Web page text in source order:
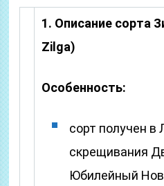
1. Описание сорта
Zilga)
Особенность:
сорт получен в
скрещивания
Юбилейный